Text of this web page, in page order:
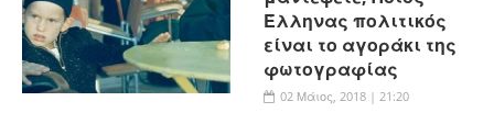
Έλληνας πολιτικός
είναι το αγοράκι της
φωτογραφίας
02 Μάιος, 2018 | 21:20